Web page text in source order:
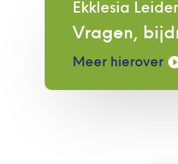
Ekklesia
Vragen,
Meer hierover